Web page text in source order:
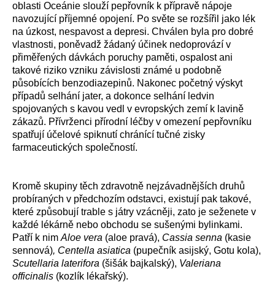
oblasti Oceánie slouží pepřovník k přípravě nápoje
navozující příjemné opojení. Po světe se rozšířil jako lék
na úzkost, nespavost a depresi. Chválen byla pro dobré
vlastnosti, poněvadž žádaný účinek nedoprovází v
přiměřených dávkách poruchy paměti, ospalost ani
takové riziko vzniku závislosti známé u podobně
působících benzodiazepinů. Nakonec početný výskyt
případů selhání jater, a dokonce selhání ledvin
spojovaných s kavou vedl v evropských zemí k lavině
zákazů. Přívrženci přírodní léčby v omezení pepřovníku
spatřují účelové spiknutí chránící tučné zisky
farmaceutických společností.
Kromě skupiny těch zdravotně nejzávadnějších druhů
probíraných v předchozím odstavci, existují pak takové,
které způsobují trable s játry vzácněji, zato je seženete v
každé lékárně nebo obchodu se sušenými bylinkami.
Patří k nim Aloe vera (aloe pravá), Cassia senna (kasie
sennová), Centella asiatica (pupečník asijský, Gotu kola),
Scutellaria laterifora (šišák bajkalský), Valeriana
officinalis (kozlík lékařský).